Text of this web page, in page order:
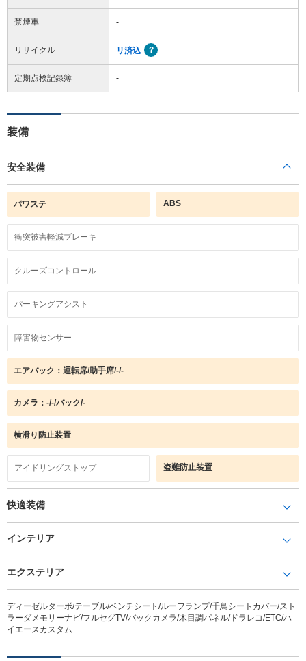
禁煙車 -
リサイクル リ済込
定期点検記録簿 -
装備
安全装備
パワステ ABS
衝突被害軽減ブレーキ
クルーズコントロール
パーキングアシスト
障害物センサー
エアバック：運転席/助手席/-/-
カメラ：-/-/バック/-
横滑り防止装置
アイドリングストップ 盗難防止装置
快適装備
インテリア
エクステリア
ディーゼルターボ/テーブル/ベンチシート/ルーフランプ/千鳥シートカバー/スト
ラーダメモリーナビ/フルセグTV/バックカメラ/木目調パネル/ドラレコ/ETC/ハ
イエースカスタム